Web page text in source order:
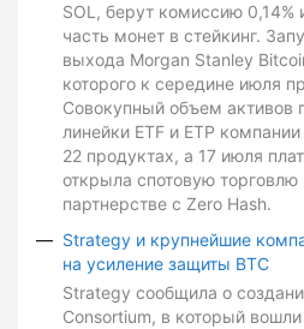
SOL, берут комиссию 0,14%
часть монет в стейкинг.
выхода Morgan Stanley
которого к середине июля
Совокупный объем активов
линейки ETF и ETP
22 продуктах, а 17 июля
открыла спотовую
партнерстве с Zero Hash.
Strategy и крупнейшие
на усиление защиты BTC
Strategy сообщила о
Consortium, в который